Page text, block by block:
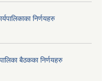
निर्णयहरु
बैठकका निर्णयहरु